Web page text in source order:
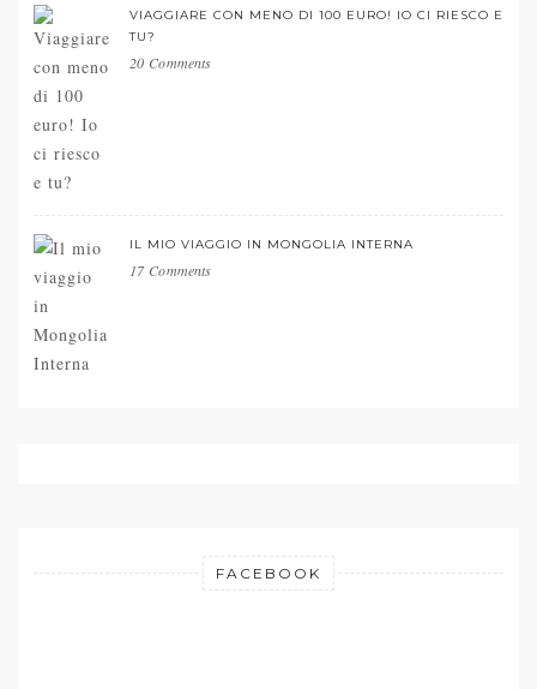
VIAGGIARE CON MENO DI 100 EURO! IO CI RIESCO E
TU?
20 Comments
IL MIO VIAGGIO IN MONGOLIA INTERNA
17 Comments
FACEBOOK